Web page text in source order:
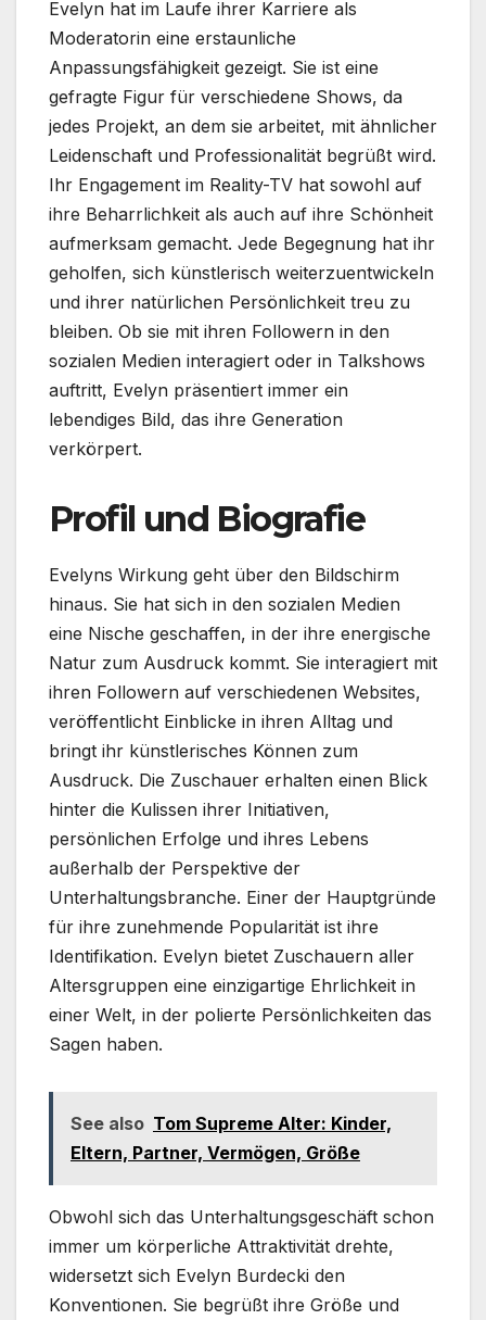
Evelyn hat im Laufe ihrer Karriere als
Moderatorin eine erstaunliche
Anpassungsfähigkeit gezeigt. Sie ist eine
gefragte Figur für verschiedene Shows, da
jedes Projekt, an dem sie arbeitet, mit ähnlicher
Leidenschaft und Professionalität begrüßt wird.
Ihr Engagement im Reality-TV hat sowohl auf
ihre Beharrlichkeit als auch auf ihre Schönheit
aufmerksam gemacht. Jede Begegnung hat ihr
geholfen, sich künstlerisch weiterzuentwickeln
und ihrer natürlichen Persönlichkeit treu zu
bleiben. Ob sie mit ihren Followern in den
sozialen Medien interagiert oder in Talkshows
auftritt, Evelyn präsentiert immer ein
lebendiges Bild, das ihre Generation
verkörpert.
Profil und Biografie
Evelyns Wirkung geht über den Bildschirm
hinaus. Sie hat sich in den sozialen Medien
eine Nische geschaffen, in der ihre energische
Natur zum Ausdruck kommt. Sie interagiert mit
ihren Followern auf verschiedenen Websites,
veröffentlicht Einblicke in ihren Alltag und
bringt ihr künstlerisches Können zum
Ausdruck. Die Zuschauer erhalten einen Blick
hinter die Kulissen ihrer Initiativen,
persönlichen Erfolge und ihres Lebens
außerhalb der Perspektive der
Unterhaltungsbranche. Einer der Hauptgründe
für ihre zunehmende Popularität ist ihre
Identifikation. Evelyn bietet Zuschauern aller
Altersgruppen eine einzigartige Ehrlichkeit in
einer Welt, in der polierte Persönlichkeiten das
Sagen haben.
See also Tom Supreme Alter: Kinder,
Eltern, Partner, Vermögen, Größe
Obwohl sich das Unterhaltungsgeschäft schon
immer um körperliche Attraktivität drehte,
widersetzt sich Evelyn Burdecki den
Konventionen. Sie begrüßt ihre Größe und